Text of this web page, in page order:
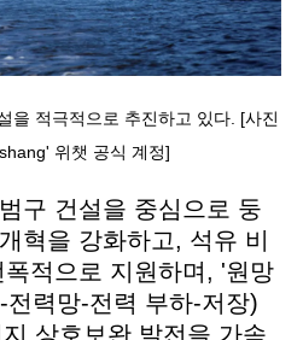
을 적극적으로 추진하고 있다. [사진
위챗 공식 계정]
구 건설을 중심으로 둥
혁을 강화하고, 석유 비
적으로 지원하며, '원망
력망-전력 부하-저장)
상호보완 발전을 가속